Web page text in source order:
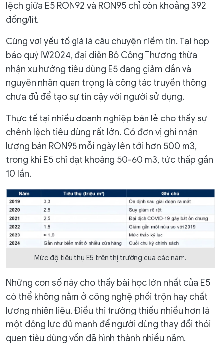
lệch giữa E5 RON92 và RON95 chỉ còn khoảng 392
đồng/lít.
Cùng với yếu tố giá là câu chuyện niềm tin. Tại họp
báo quý IV/2024, đại diện Bộ Công Thương thừa
nhận xu hướng tiêu dùng E5 đang giảm dần và
nguyên nhân quan trọng là công tác truyền thông
chưa đủ để tạo sự tin cậy với người sử dụng.
Thực tế tại nhiều doanh nghiệp bán lẻ cho thấy sự
chênh lệch tiêu dùng rất lớn. Có đơn vị ghi nhận
lượng bán RON95 mỗi ngày lên tới hơn 500 m3,
trong khi E5 chỉ đạt khoảng 50-60 m3, tức thấp gần
10 lần.
Mức độ tiêu thụ E5 trên thị trường qua các năm.
Những con số này cho thấy bài học lớn nhất của E5
có thể không nằm ở công nghệ phối trộn hay chất
lượng nhiên liệu. Điều thị trường thiếu nhiều hơn là
một động lực đủ mạnh để người dùng thay đổi thói
quen tiêu dùng vốn đã hình thành nhiều năm.